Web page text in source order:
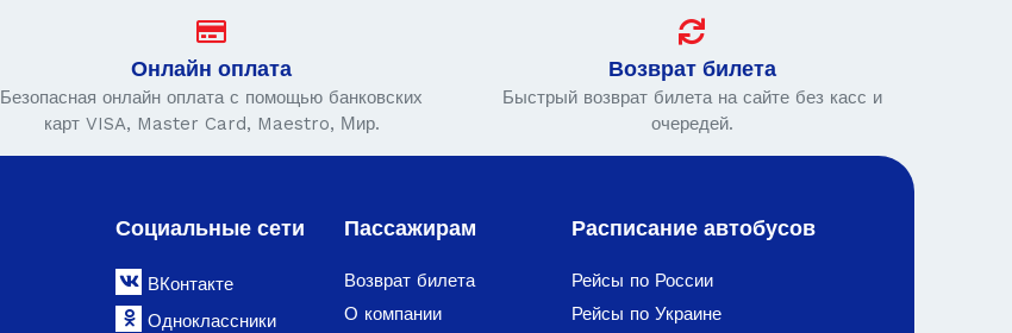
Онлайн оплата
Безопасная онлайн оплата с помощью банковских
карт VISA, Master Card, Maestro, Мир.
Возврат билета
Быстрый возврат билета на сайте без касс и
очередей.
Социальные сети
ВКонтакте
Одноклассники
Пассажирам
Возврат билета
О компании
Расписание автобусов
Рейсы по России
Рейсы по Украине